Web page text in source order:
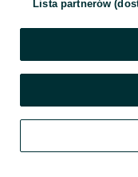
Lista partnerów